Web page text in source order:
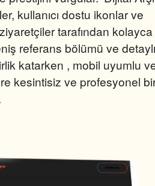
kullanıcı dostu ikonlar ve
tarafından kolayca
referans bölümü ve detaylı
katarken , mobil uyumlu
kesintisiz ve profesyonel